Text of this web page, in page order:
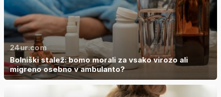
24ur.com
Bolniški stalež: bomo morali za vsako virozo ali
migreno osebno v ambulanto?